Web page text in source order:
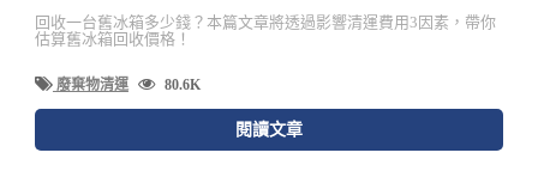
回收一台舊冰箱多少錢？本篇文章將透過影響清運費用3因素，帶你
估算舊冰箱回收價格！
廢棄物清運 80.6K
閱讀文章